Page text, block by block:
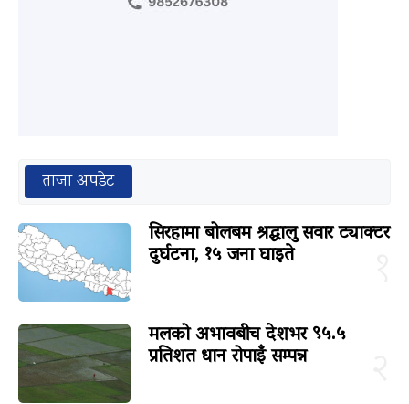
ताजा अपडेट
सिरहामा बोलबम श्रद्धालु सवार ट्याक्टर
दुर्घटना, १५ जना घाइते
मलको अभावबीच देशभर ९५.५
प्रतिशत धान रोपाइँ सम्पन्न